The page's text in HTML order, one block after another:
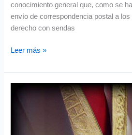
conocimiento general que, como se
envío de correspondencia postal a
derecho con sendas
Leer más »